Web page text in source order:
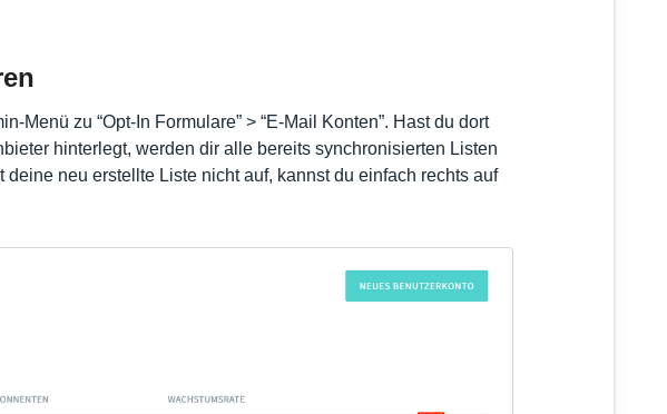
Menü zu “Opt-In Formulare” > “E-Mail Konten”. Hast du dort
hinterlegt, werden dir alle bereits synchronisierten Listen
neu erstellte Liste nicht auf, kannst du einfach rechts auf